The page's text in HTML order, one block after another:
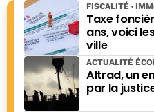
Taxe
ans, voici
ville
FISCALITÉ
Altrad, un
par la
ACTUALITÉ